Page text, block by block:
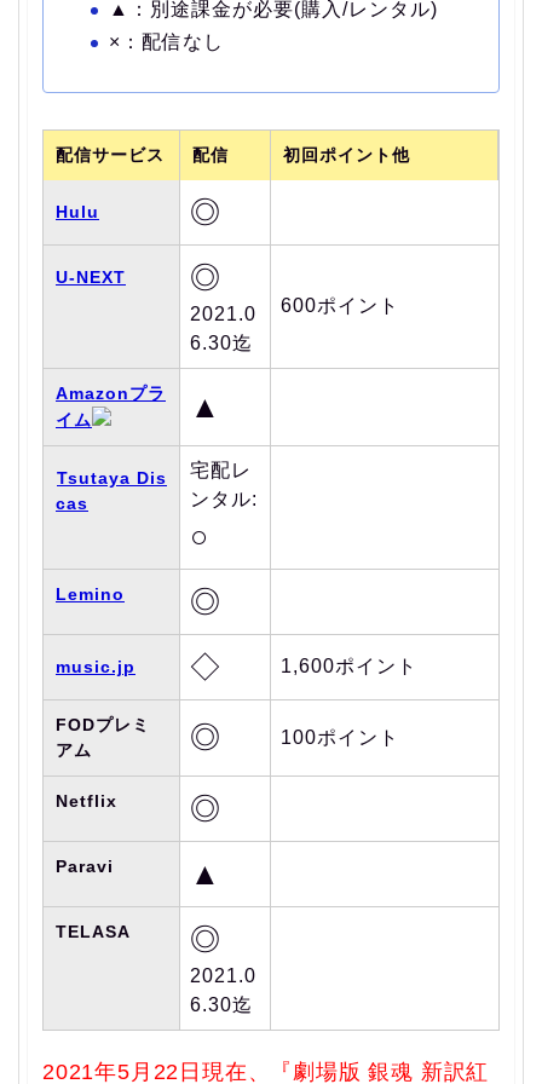
▲：別途課金が必要(購入/レンタル)
×：配信なし
配信サービス 配信 初回ポイント他
Hulu ◎
U-NEXT ◎
2021.0
6.30迄
600ポイント
Amazonプラ
イム
▲
Tsutaya Dis
cas
宅配レ
ンタル:
○
Lemino ◎
music.jp ◇ 1,600ポイント
FODプレミ
アム
◎ 100ポイント
Netflix ◎
Paravi ▲
TELASA ◎
2021.0
6.30迄
2021年5月22日現在、『劇場版 銀魂 新訳紅